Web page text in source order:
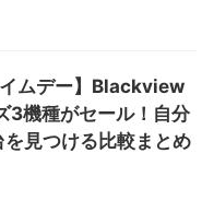
ムデー】Blackview
3機種がセール！自分
を見つける比較まとめ